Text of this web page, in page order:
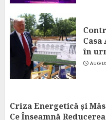
în
Criza Energetică și
Ce Înseamnă